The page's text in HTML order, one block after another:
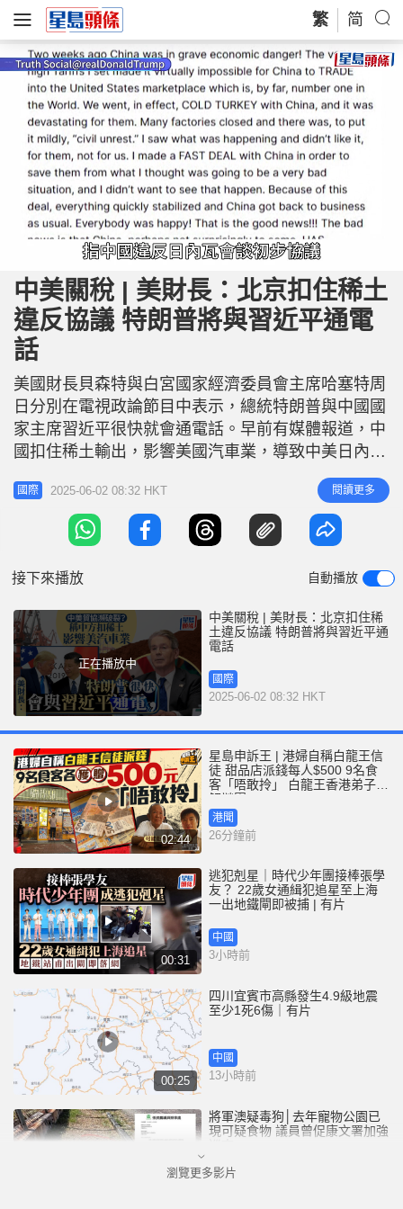
繁 简
m
u
t
e
L
a
d
e
d
:
5
4
中美關稅 | 美財長：北京扣住稀土
違反協議 特朗普將與習近平通電
話
美國財長貝森特與白宮國家經濟委員會主席哈塞特周
日分別在電視政論節目中表示，總統特朗普與中國國
家主席習近平很快就會通電話。早前有媒體報道，中
國扣住稀土輸出，影響美國汽車業，導致中美日內瓦
初步協議瀕臨破局。 特朗普上周在自家社交平台
Truth Social發文，指中國違反日內瓦會談初步協
議，強調「做好人到此為止」。他其後表示，會與習
近平通電話，希望解決貿易及關稅上的分歧。 相關
國際 2025-06-02 08:32 HKT 閱讀更多
接下來播放 自動播放
正在播放中
中美關稅 | 美財長：北京扣住稀
土違反協議 特朗普將與習近平通
電話
國際
2025-06-02 08:32 HKT
02:44
星島申訴王 | 港婦自稱白龍王信
徒 甜品店派錢每人$500 9名食
客「唔敢拎」 白龍王香港弟子親
解謎團
港聞
26分鐘前
00:31
逃犯剋星｜時代少年團接棒張學
友？ 22歲女通緝犯追星至上海
一出地鐵閘即被捕 | 有片
中國
3小時前
00:25
四川宜賓市高縣發生4.9級地震
至少1死6傷｜有片
中國
13小時前
將軍澳疑毒狗│去年寵物公園已
現可疑食物 議員曾促康文署加強
港聞
瀏覽更多影片